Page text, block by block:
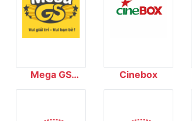
Mega GS
Cinemas
Cinebox